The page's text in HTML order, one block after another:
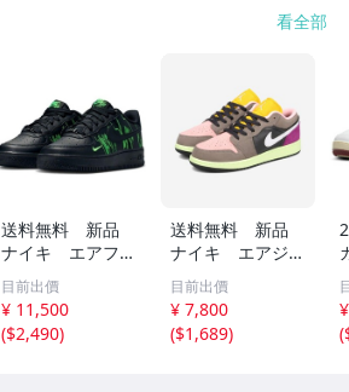
看全部
送料無料 新品
ナイキ エアフォ
ース1 LV8 4 GS
25cm マトリッ
クス
目前出價
¥ 11,500
($2,490)
送料無料 新品
ナイキ エアジョ
ーダン1LOW SE
GS 25cm
目前出價
¥ 7,800
($1,689)
(